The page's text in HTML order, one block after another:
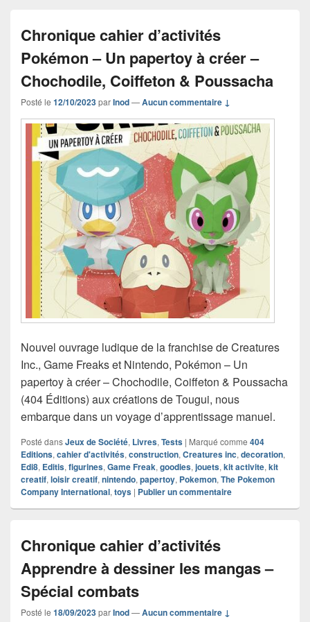
Chronique cahier d’activités
Pokémon – Un papertoy à créer –
Chochodile, Coiffeton & Poussacha
Posté le 12/10/2023parInod—Aucun commentaire ↓
Nouvel ouvrage ludique de la franchise de Creatures
Inc., Game Freaks et Nintendo, Pokémon – Un
papertoy à créer – Chochodile, Coiffeton & Poussacha
(404 Éditions) aux créations de Tougui, nous
embarque dans un voyage d’apprentissage manuel.
Posté dansJeux de Société, Livres, Tests | Marqué comme 404
Editions, cahier d'activités, construction, Creatures inc, decoration,
Edi8, Editis, figurines, Game Freak, goodies, jouets, kit activite, kit
creatif, loisir creatif, nintendo, papertoy, Pokemon, The Pokemon
Company International, toys | Publier un commentaire
Chronique cahier d’activités
Apprendre à dessiner les mangas –
Spécial combats
Posté le 18/09/2023parInod—Aucun commentaire ↓